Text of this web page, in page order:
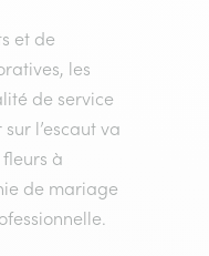
et de
les
de service
l’escaut va
à
de mariage